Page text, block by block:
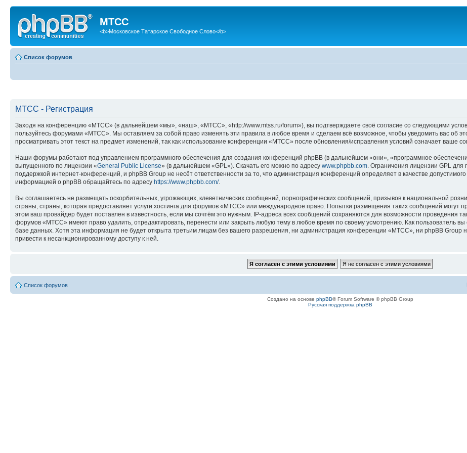
МТСС
<b>Московское Татарское Свободное Слово</b>
Список форумов
МТСС - Регистрация
Заходя на конференцию «МТСС» (в дальнейшем «мы», «наш», «МТСС», «http://www.mtss.ru/forum»), вы подтверждаете своё согласие со следующими
пользуйтесь форумами «МТСС». Мы оставляем за собой право изменять эти правила в любое время и сделаем всё возможное, чтобы уведомить вас об
просматривать этот текст на предмет изменений, так как использование конференции «МТСС» после обновления/исправления условий означает ваше
Наши форумы работают под управлением программного обеспечения для создания конференций phpBB (в дальнейшем «они», «программное
выпущенного по лицензии «General Public License» (в дальнейшем «GPL»). Скачать его можно по адресу www.phpbb.com. Ограничения лицензии GPL для
поддержкой интернет-конференций, и phpBB Group не несёт ответственности за то, что администрация конференций определяет в качестве
информацией о phpBB обращайтесь по адресу https://www.phpbb.com/.
Вы соглашаетесь не размещать оскорбительных, угрожающих, клеветнических сообщений, порнографических сообщений, призывов к национальной
страны, страны, которая предоставляет услуги хостинга для форумов «МТСС» или международное право. Попытки размещения таких сообщений могут
этом ваш провайдер будет поставлен в известность, если мы сочтём это нужным. IP-адреса всех сообщений сохраняются для возможности проведения
форумов «МТСС» имеют право удалить, отредактировать, перенести или закрыть любую тему в любое время по своему усмотрению. Как пользователь
базе данных. Хотя эта информация не будет открыта третьим лицам без вашего разрешения, ни администрация конференции «МТСС», ни phpBB Group
привести к несанкционированному доступу к ней.
Список форумов
Создано на основе phpBB® Forum Software © phpBB Group
Русская поддержка phpBB